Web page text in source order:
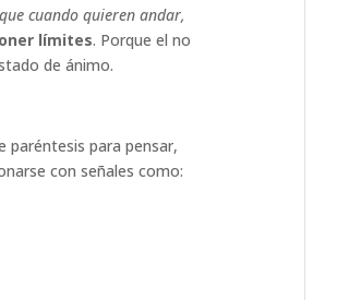
cuando quieren andar,
límites. Porque el no
de ánimo.
paréntesis para pensar,
con señales como: